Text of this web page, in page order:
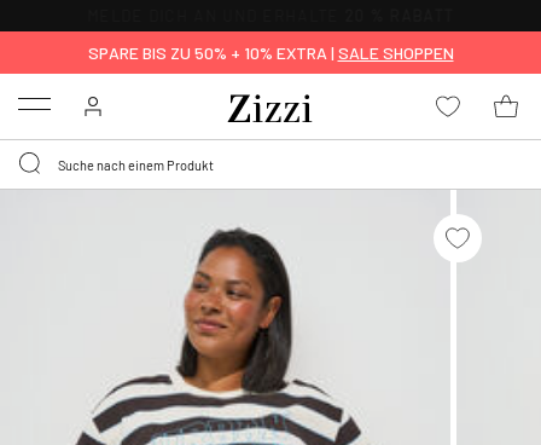
SPARE BIS ZU 50% + 10% EXTRA | SALE SHOPPEN
Menu